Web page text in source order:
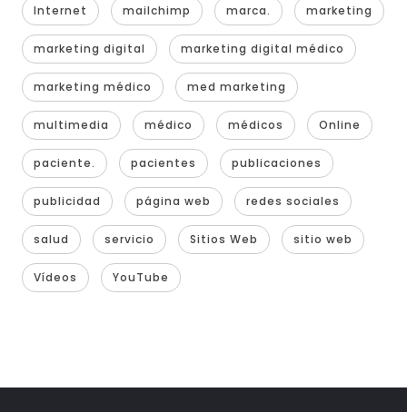
Internet mailchimp marca. marketing
marketing digital marketing digital médico
marketing médico med marketing
multimedia médico médicos Online
paciente. pacientes publicaciones
publicidad página web redes sociales
salud servicio Sitios Web sitio web
Vídeos YouTube